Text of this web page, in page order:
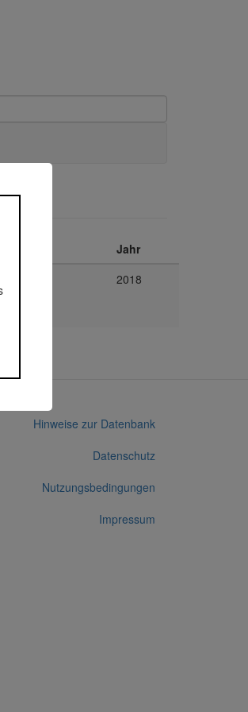
Jahr
2018
Hinweise zur Datenbank
Datenschutz
Nutzungsbedingungen
Impressum